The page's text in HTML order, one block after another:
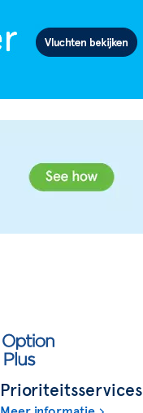
Prioriteitsservices